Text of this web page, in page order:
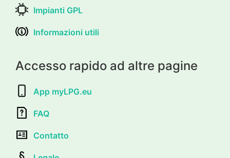
Impianti GPL
Informazioni utili
Accesso rapido ad altre pagine
App myLPG.eu
FAQ
Contatto